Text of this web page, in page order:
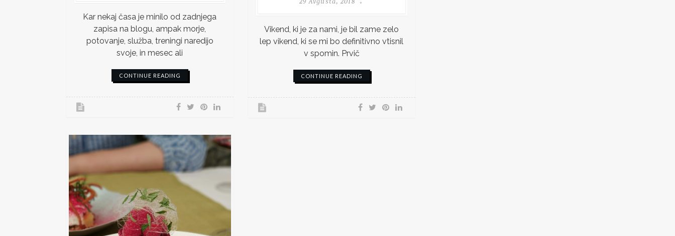
Vikend, ki je za nami, je bil zame zelo
lep vikend, ki se mi bo definitivno vtisnil
v spomin. Prvič
CONTINUE READING
Kar nekaj časa je minilo od zadnjega
zapisa na blogu, ampak morje,
potovanje, služba, treningi naredijo
svoje, in mesec ali
CONTINUE READING